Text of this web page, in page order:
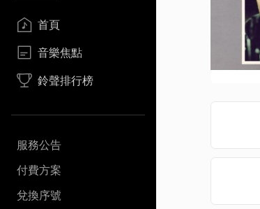
首頁
音樂焦點
鈴聲排行榜
服務公告
付費方案
兌換序號